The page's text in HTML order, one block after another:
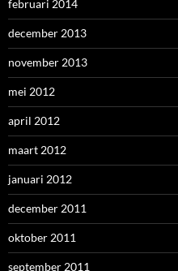
februari 2014
december 2013
november 2013
mei 2012
april 2012
maart 2012
januari 2012
december 2011
oktober 2011
september 2011